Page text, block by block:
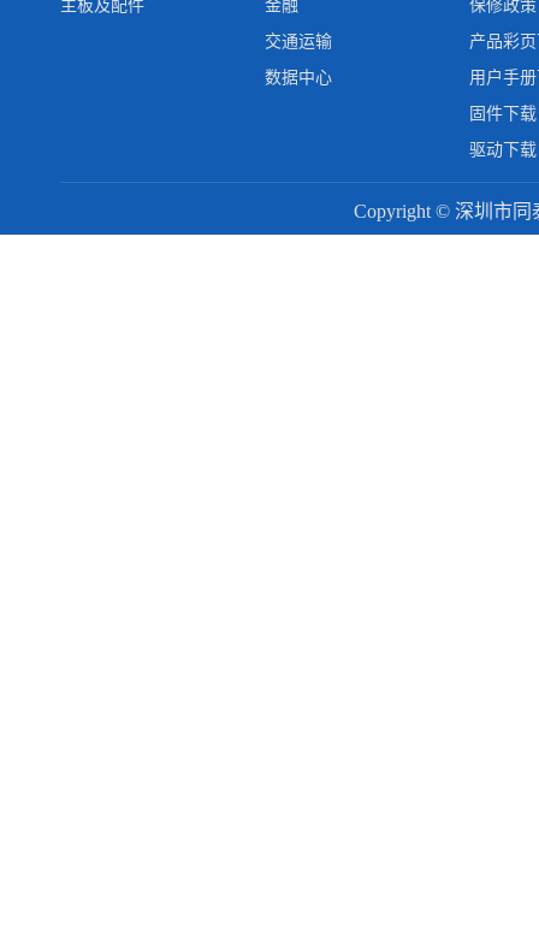
主板及配件
金融
交通运输
数据中心
保修政策
产品彩
用户手
固件下载
驱动下载
Copyright © 深圳市同